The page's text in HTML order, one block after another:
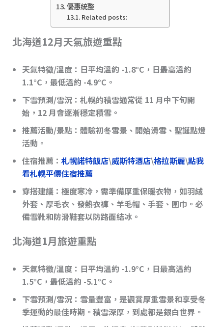
優惠統整
Related posts:
北海道12月天氣旅遊重點
天氣特徵/溫度：日平均溫約 -1.8°C，日最高溫約
1.1°C，最低溫約 -4.9°C。
下雪預測/雪況：札幌的積雪通常從 11 月中下旬開
始，12 月會逐漸穩定積雪。
推薦活動/景點 ：體驗初冬雪景、開始滑雪、聖誕點燈
活動。
住宿推薦： 札幌諾特飯店\威斯特酒店\格拉斯麗\點我
看札幌平價住宿推薦
穿搭建議：極度寒冷，需準備厚重保暖衣物，如羽絨
外套、厚毛衣、發熱衣褲、羊毛帽、手套、圍巾。 必
備雪靴和防滑鞋套以防路面結冰。
北海道1月旅遊重點
天氣特徵/溫度：日平均溫約 -1.9°C，日最高溫約
1.5°C，最低溫約 -5.1°C。
下雪預測/雪況：雪量豐富，是觀賞厚重雪景和享受冬
季運動的最佳時期。積雪深厚，到處都是銀白世界。